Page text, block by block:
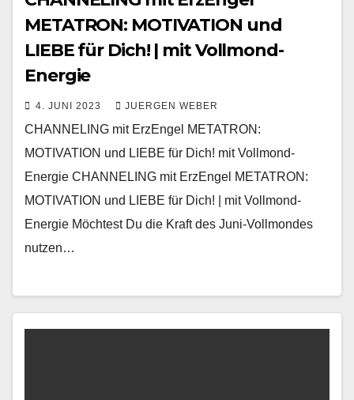
METATRON: MOTIVATION und
LIEBE für Dich! | mit Vollmond-
Energie
4. JUNI 2023 JUERGEN WEBER
CHANNELING mit ErzEngel METATRON:
MOTIVATION und LIEBE für Dich! mit Vollmond-
Energie CHANNELING mit ErzEngel METATRON:
MOTIVATION und LIEBE für Dich! | mit Vollmond-
Energie Möchtest Du die Kraft des Juni-Vollmondes
nutzen…